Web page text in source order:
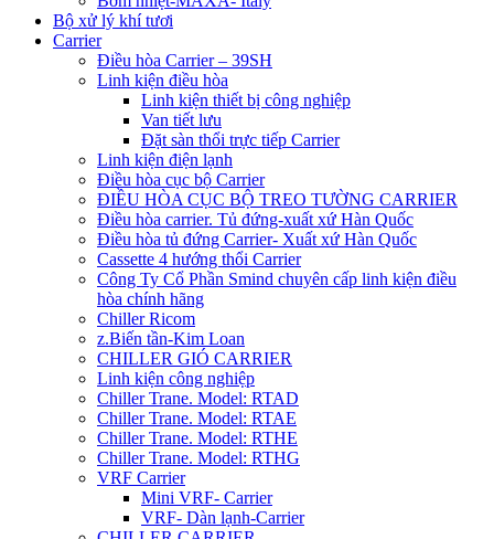
Bộ xử lý khí tươi
Carrier
Điều hòa Carrier – 39SH
Linh kiện điều hòa
Linh kiện thiết bị công nghiệp
Van tiết lưu
Đặt sàn thổi trực tiếp Carrier
Linh kiện điện lạnh
Điều hòa cục bộ Carrier
ĐIỀU HÒA CỤC BỘ TREO TƯỜNG CARRIER
Điều hòa carrier. Tủ đứng-xuất xứ Hàn Quốc
Điều hòa tủ đứng Carrier- Xuất xứ Hàn Quốc
Cassette 4 hướng thổi Carrier
Công Ty Cổ Phần Smind chuyên cấp linh kiện điều
hòa chính hãng
Chiller Ricom
z.Biến tần-Kim Loan
CHILLER GIÓ CARRIER
Linh kiện công nghiệp
Chiller Trane. Model: RTAD
Chiller Trane. Model: RTAE
Chiller Trane. Model: RTHE
Chiller Trane. Model: RTHG
VRF Carrier
Mini VRF- Carrier
VRF- Dàn lạnh-Carrier